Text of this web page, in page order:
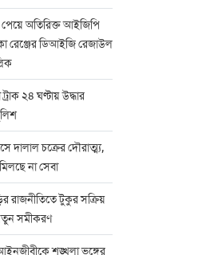
পেয়ে অতিরিক্ত আইজিপি
রেঞ্জের ডিআইজি রেজাউল
২৪ ঘণ্টায় উদ্ধার
দালাল চক্রের দৌরাত্ম্য,
না সেবা
রাজনীতিতে টুকুর সক্রিয়
সমীকরণ
শৃঙ্খলা ভঙ্গের